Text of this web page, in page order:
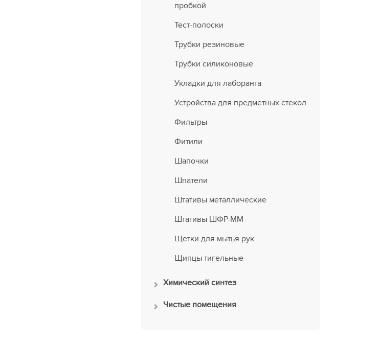
пробкой
Тест-полоски
Трубки резиновые
Трубки силиконовые
Укладки для лаборанта
Устройства для предметных стекол
Фильтры
Фитили
Шапочки
Шпатели
Штативы металлические
Штативы ШФР-ММ
Щетки для мытья рук
Щипцы тигельные
Химический синтез
Чистые помещения